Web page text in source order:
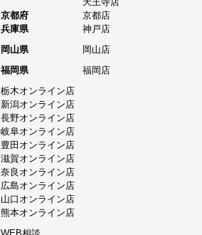
京都府
京都店
兵庫県
神戸店
岡山県
岡山店
福岡県
福岡店
栃木オンライン店
新潟オンライン店
長野オンライン店
岐阜オンライン店
豊田オンライン店
滋賀オンライン店
奈良オンライン店
広島オンライン店
山口オンライン店
熊本オンライン店